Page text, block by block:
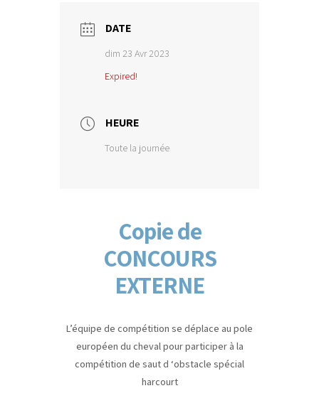
DATE
dim 23 Avr 2023
Expired!
HEURE
Toute la journée
Copie de
CONCOURS
EXTERNE
L’équipe de compétition se déplace au pole
européen du cheval pour participer à la
compétition de saut d ‘obstacle spécial
harcourt